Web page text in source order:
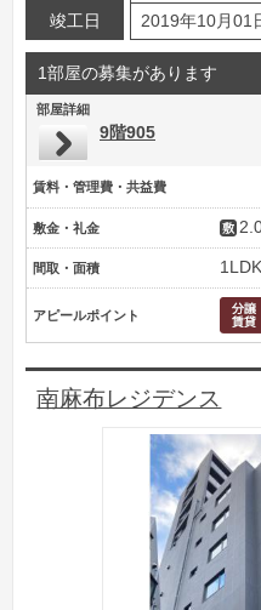
竣工日 2019年10月01
1部屋の募集があります
部屋詳細
9階905
賃料・管理費・共益費
敷金・礼金
間取・面積
アピールポイント
南麻布レジデンス